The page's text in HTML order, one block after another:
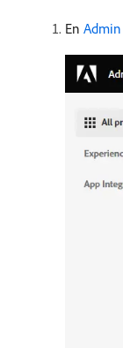
En